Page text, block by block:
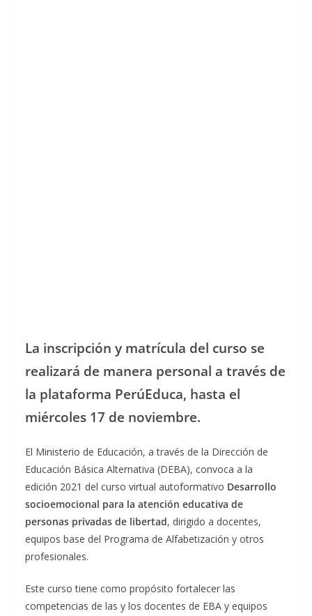
La inscripción y matrícula del curso se
realizará de manera personal a través de
la plataforma PerúEduca, hasta el
miércoles 17 de noviembre.
El Ministerio de Educación, a través de la Dirección de
Educación Básica Alternativa (DEBA), convoca a la
edición 2021 del curso virtual autoformativo Desarrollo
socioemocional para la atención educativa de
personas privadas de libertad, dirigido a docentes,
equipos base del Programa de Alfabetización y otros
profesionales.
Este curso tiene como propósito fortalecer las
competencias de las y los docentes de EBA y equipos